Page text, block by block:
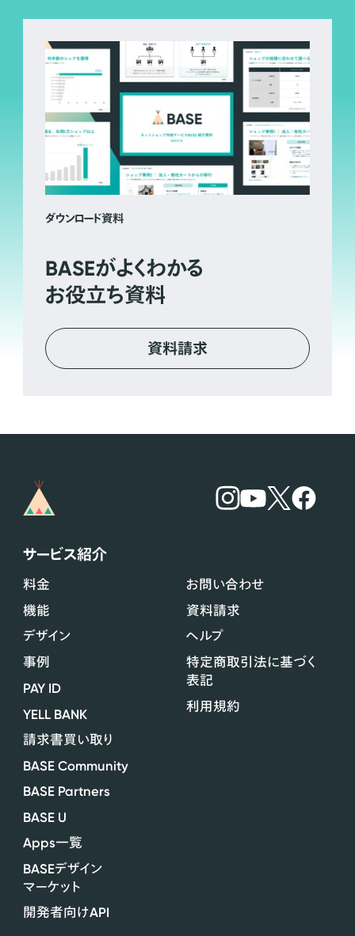
ダウンロード資料
BASEがよくわかる
お役立ち資料
資料請求
サービス紹介
料金
機能
デザイン
事例
PAY ID
YELL BANK
請求書買い取り
BASE Community
BASE Partners
BASE U
Apps一覧
BASEデザイン
マーケット
開発者向けAPI
お問い合わせ
資料請求
ヘルプ
特定商取引法に基づく
表記
利用規約